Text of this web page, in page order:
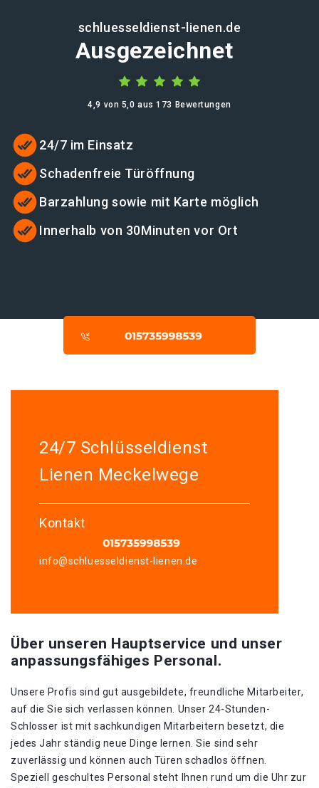
schluesseldienst-lienen.de
Ausgezeichnet
4,9 von 5,0 aus 173 Bewertungen
24/7 im Einsatz
Schadenfreie Türöffnung
Barzahlung sowie mit Karte möglich
Innerhalb von 30Minuten vor Ort
24/7 Schlüsseldienst
Lienen Meckelwege
Kontakt
info@schluesseldienst-lienen.de
Über unseren Hauptservice und unser
anpassungsfähiges Personal.
Unsere Profis sind gut ausgebildete, freundliche Mitarbeiter,
auf die Sie sich verlassen können. Unser 24-Stunden-
Schlosser ist mit sachkundigen Mitarbeitern besetzt, die
jedes Jahr ständig neue Dinge lernen. Sie sind sehr
zuverlässig und können auch Türen schadlos öffnen.
Speziell geschultes Personal steht Ihnen rund um die Uhr zur